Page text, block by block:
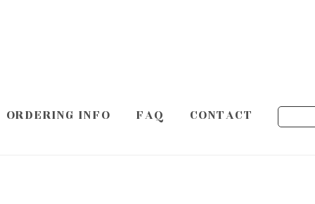
ORDERING INFO FAQ CONTACT